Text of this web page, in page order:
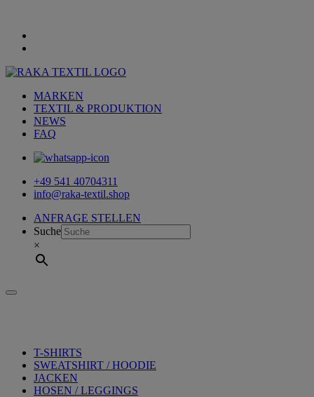
MARKEN
TEXTIL & PRODUKTION
NEWS
FAQ
+49 541 40704311
info@raka-textil.shop
ANFRAGE STELLEN
Suche
×
T-SHIRTS
SWEATSHIRT / HOODIE
JACKEN
HOSEN / LEGGINGS